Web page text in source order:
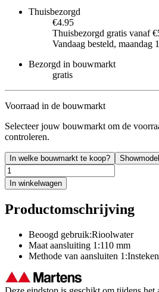
Thuisbezorgd
€4.95
Thuisbezorgd gratis vanaf
Vandaag besteld, maandag
Bezorgd in bouwmarkt
gratis
Voorraad in de bouwmarkt
Selecteer jouw bouwmarkt om de
controleren.
In welke bouwmarkt te koop?
In winkelwagen
Productomschrijving
Beoogd gebruik:Rioolwater
Maat aansluiting 1:110 mm
Methode van aansluiten 1:Insteken